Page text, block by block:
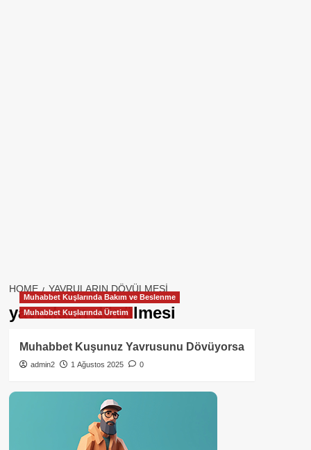
HOME YAVRULARIN DÖVÜLMESI
yavruların dövülmesi
Muhabbet Kuşlarında Bakım ve Beslenme
Muhabbet Kuşlarında Üretim
Muhabbet Kuşunuz Yavrusunu Dövüyorsa
admin2 1 Ağustos 2025 0